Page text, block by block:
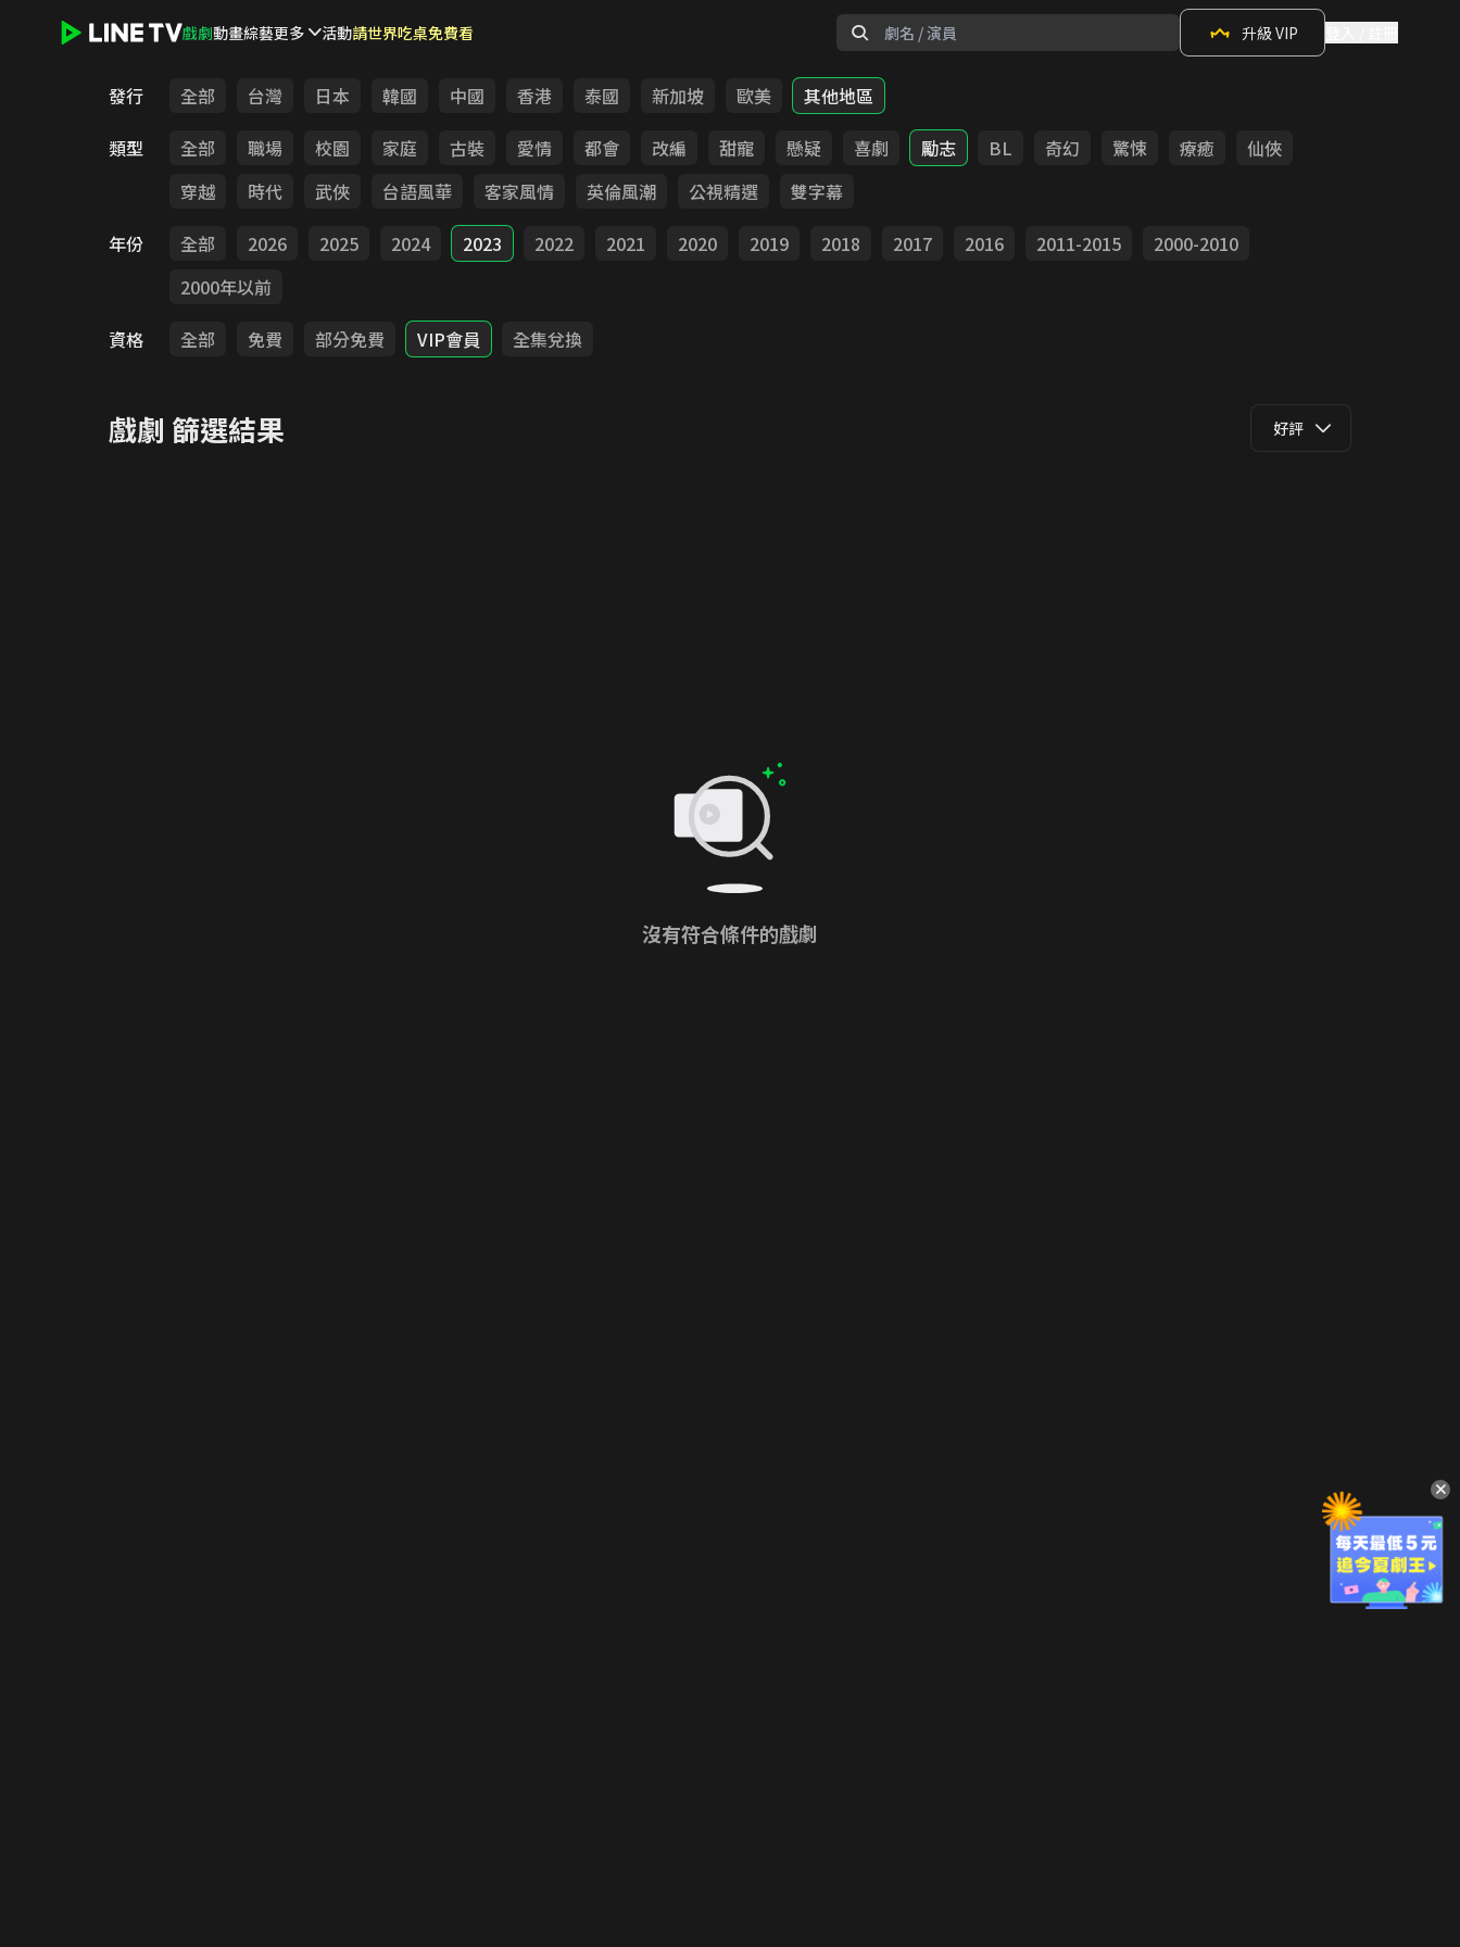
戲劇動畫綜藝更多 活動請世界吃桌免費看 升級 VIP
發行 全部 台灣 日本 韓國 中國 香港 泰國 新加坡 歐美
其他地區
類型
全部 職場 校園 家庭 古裝 愛情 都會 改編 甜寵 懸疑 喜劇 勵志 BL 奇幻 驚悚 療癒
仙俠
穿越
時代 武俠 台語風華 客家風情 英倫風潮 公視精選
雙字幕
年份
全部 2026 2025 2024 2023 2022 2021 2020 2019 2018 2017 2016 2011-2015
2000-2010
2000年以前
資格
全部 免費 部分免費 VIP會員 全集兌換
戲劇 篩選結果 好評
沒有符合條件的戲劇